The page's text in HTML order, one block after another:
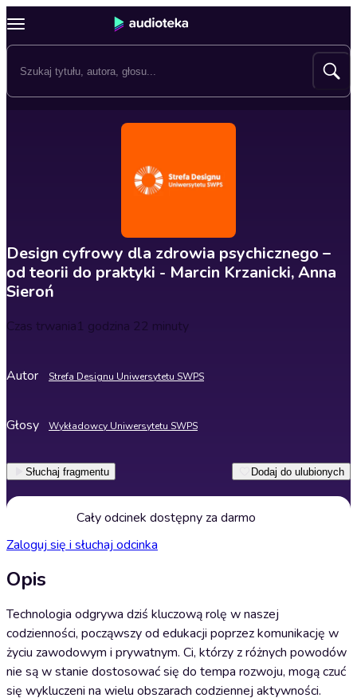
Design cyfrowy dla zdrowia psychicznego –
od teorii do praktyki - Marcin Krzanicki, Anna
Sieroń
Czas trwania1 godzina 22 minuty
Autor Strefa Designu Uniwersytetu SWPS
Głosy Wykładowcy Uniwersytetu SWPS
Słuchaj fragmentu Dodaj do ulubionych
Cały odcinek dostępny za darmo
Zaloguj się i słuchaj odcinka
Opis
Technologia odgrywa dziś kluczową rolę w naszej
codzienności, począwszy od edukacji poprzez komunikację w
życiu zawodowym i prywatnym. Ci, którzy z różnych powodów
nie są w stanie dostosować się do tempa rozwoju, mogą czuć
się wykluczeni na wielu obszarach codziennej aktywności.